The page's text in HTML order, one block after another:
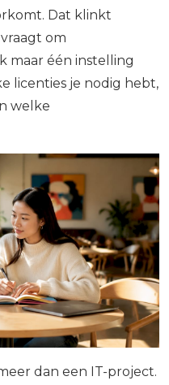
Dat klinkt
om
maar één instelling
licenties je nodig hebt,
welke
dan een IT-project.